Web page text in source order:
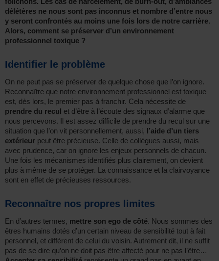
délétères ne nous sont pas inconnus et nombre d’entre nous
y seront confrontés au moins une fois lors de notre carrière.
Alors, comment se préserver d’un environnement
professionnel toxique ?
Identifier le problème
On ne peut pas se préserver de quelque chose que l’on ignore.
Reconnaître que notre environnement professionnel est toxique
est, dès lors, le premier pas à franchir. Cela nécessite de
prendre du recul et d’être à l’écoute des signaux d’alarme que
nous percevons. Il est assez difficile de prendre du recul sur une
situation que l’on vit personnellement, aussi, l’aide d’un tiers
extérieur peut être précieuse. Celle de collègues aussi, mais
avec prudence, car on ignore les enjeux personnels de chacun.
Une fois les mécanismes identifiés plus clairement, on devient
plus à même de se protéger. La connaissance et la clairvoyance
sont en effet de précieuses ressources.
Reconnaître nos propres limites
En d’autres termes, mettre son ego de côté. Nous sommes des
êtres humains dotés d’un certain niveau de sensibilité tout à fait
personnel, et différent de celui du voisin. Autrement dit, il ne suffit
pas de se dire qu’on ne doit pas être affecté pour ne pas l’être…